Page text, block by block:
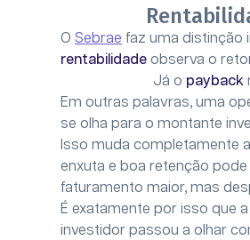
O Sebrae faz uma distinção
rentabilidade observa o
Já o payback
Em outras palavras, uma
se olha para o montante
Isso muda completamente
enxuta e boa retenção
faturamento maior, mas
É exatamente por isso que
investidor passou a olhar